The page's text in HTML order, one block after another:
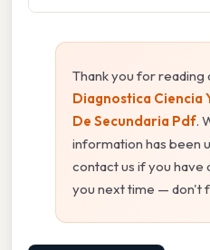
Thank you for reading
Diagnostica Ciencia
De Secundaria Pdf.
information has been
contact us if you have
you next time — don't